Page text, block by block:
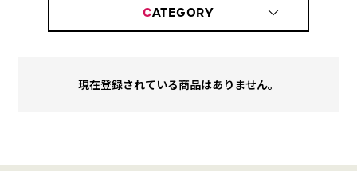
CATEGORY
現在登録されている商品はありません。